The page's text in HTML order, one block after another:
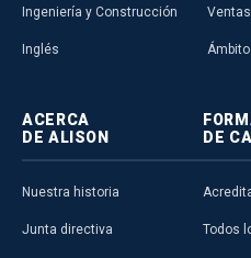
Ingeniería y Construcción
Inglés
ACERCA
DE ALISON
Nuestra historia
Junta directiva
DE
Todos